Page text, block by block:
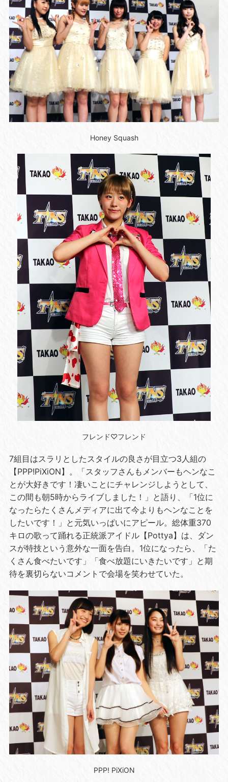
Honey Squash
フレンド♡フレンド
7組目はスラリとしたスタイルの良さが目立つ3人組の
【PPP!PiXiON】。「スタッフさんもメンバーもヘンなこ
とが大好きです！凄いことにチャレンジしようとして、
この間も朝5時からライブしました！」と語り、「1位に
なったらたくさんメディアに出て今よりもヘンなことを
したいです！」と元気いっぱいにアピール。総体重370
キロの歌って踊れる正統派アイドル【Pottya】は、ダン
スが特技という意外な一面を告白。1位になったら、「た
くさん食べたいです」「食べ放題にいきたいです」と期
待を裏切らないコメントで会場を笑わせていた。
PPP! PiXiON